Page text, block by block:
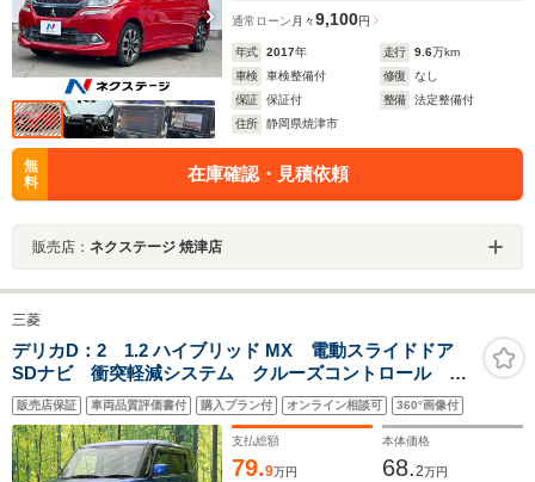
通常ローン 月々9,100円
年式 2017年 走行 9.6万km
車検
車検整備付 修復
なし
保証
保証付 整備
法定整備付
住所
静岡県焼津市
無
料
在庫確認・見積依頼
販売店： ネクステージ 焼津店
三菱
デリカD：2 1.2 ハイブリッド MX 電動スライドドア
SDナビ 衝突軽減システム クルーズコントロール
ETC シートヒーター スマートキー 禁煙車 コーナ
ーセンサー 純正15インチアルミ 車線逸脱警報 オー
トエアコン
販売店保証 車両品質評価書付 購入プラン付 オンライン相談可 360°画像付
支払総額
79.9万円
本体価格
68.2万円